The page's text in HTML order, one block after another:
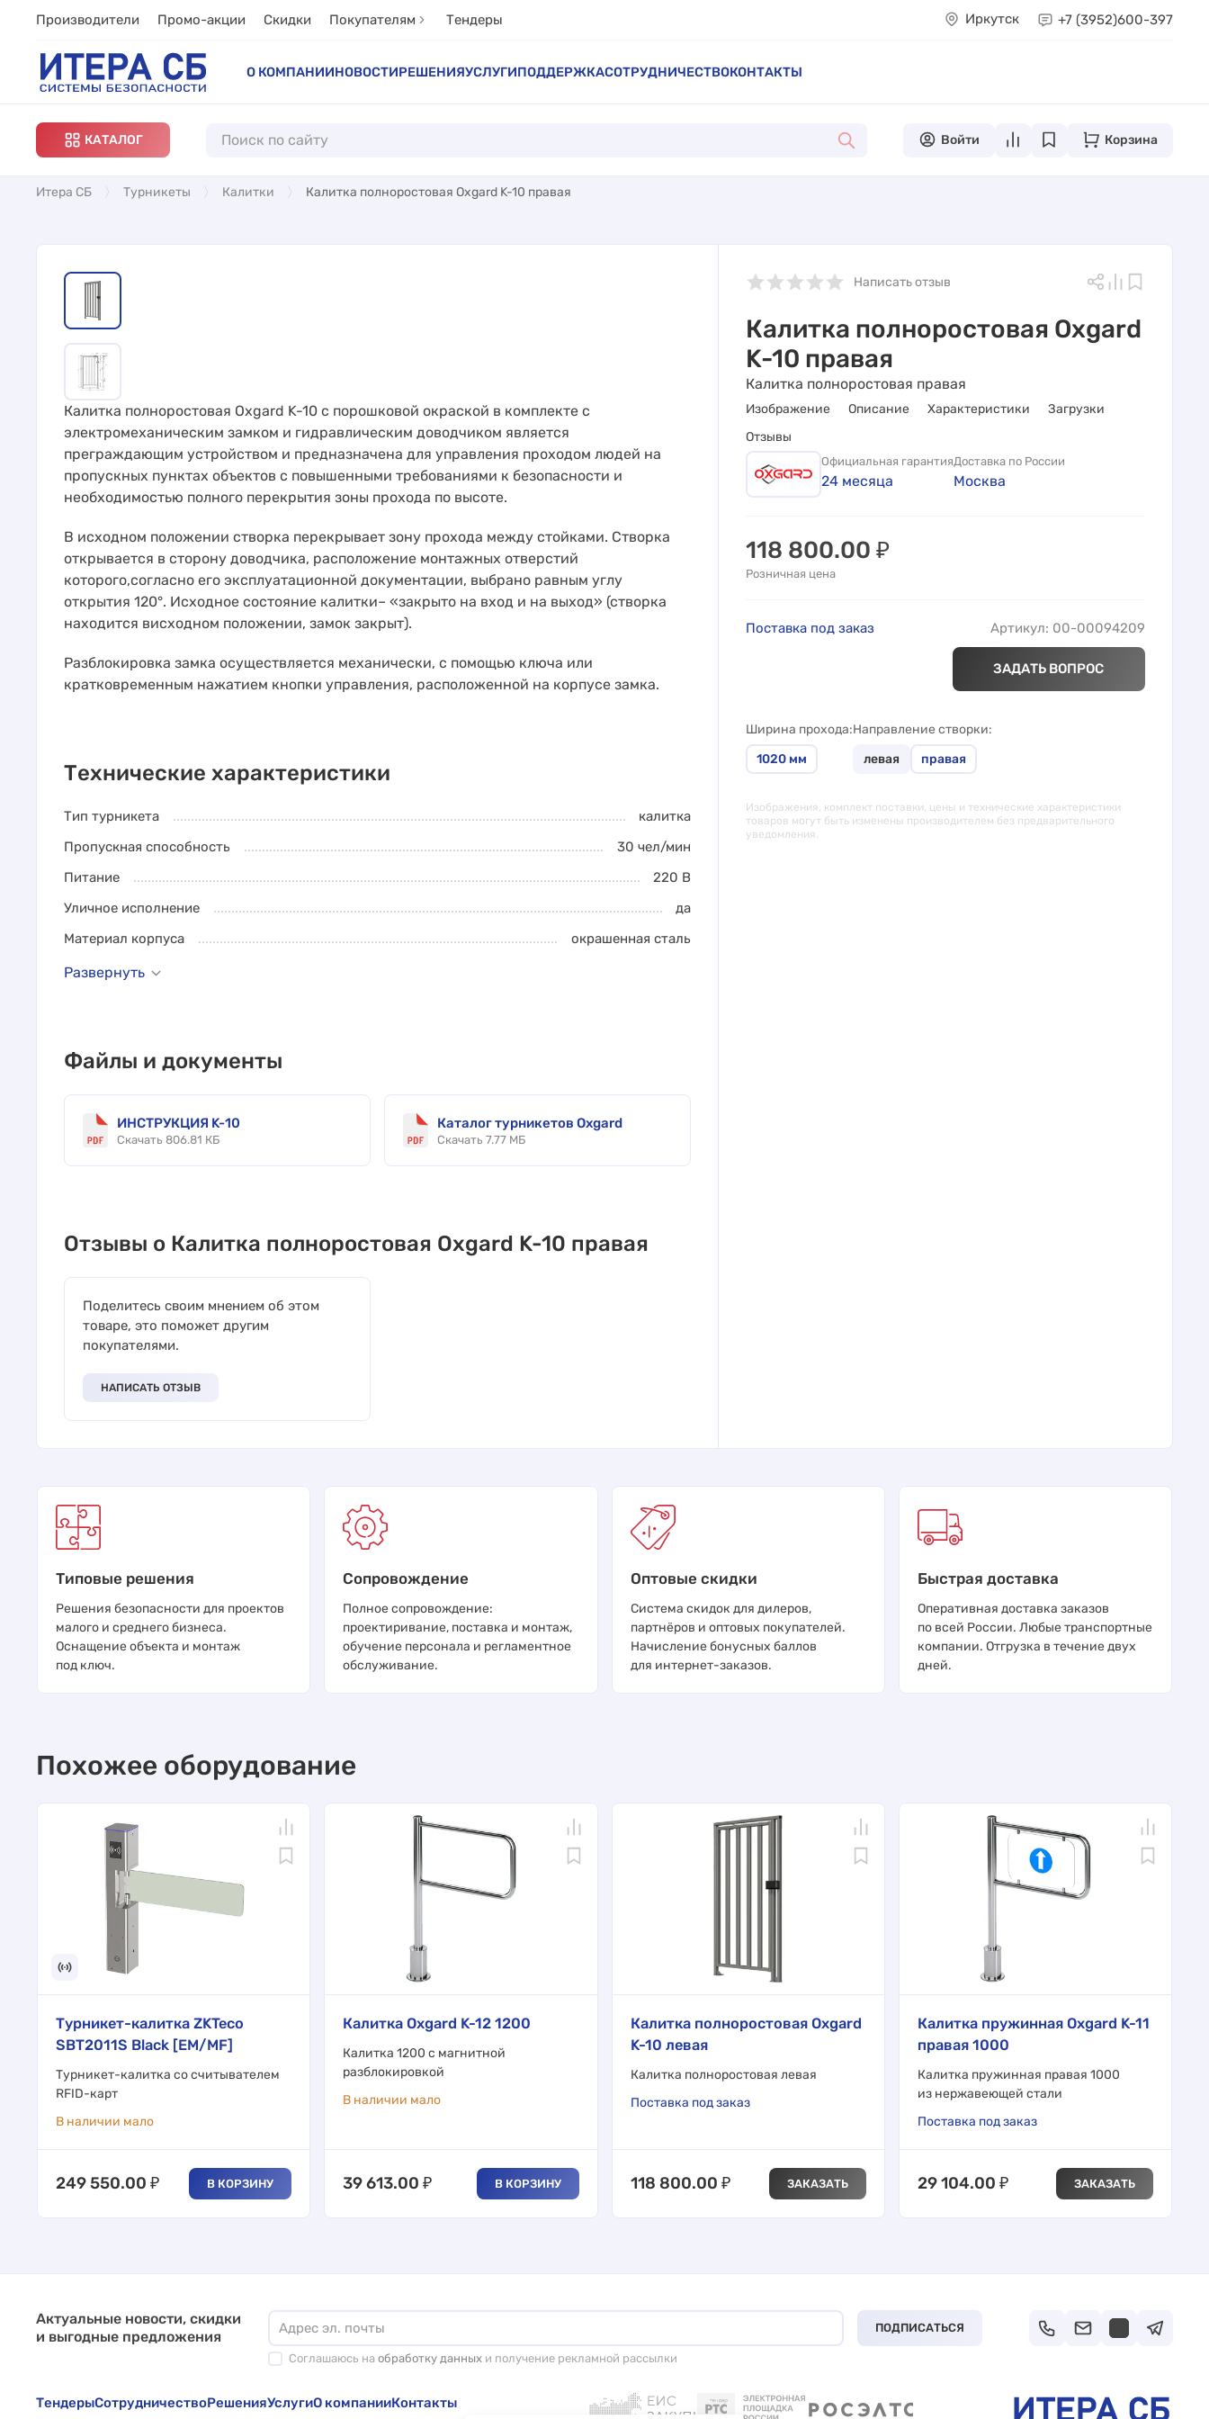
Производители Промо-акции Скидки Покупателям Тендеры Иркутск +7 (3952)600-397
О КОМПАНИИНОВОСТИРЕШЕНИЯУСЛУГИПОДДЕРЖКАСОТРУДНИЧЕСТВОКОНТАКТЫ
КАТАЛОГ Войти Корзина
Итера СБ Турникеты Калитки Калитка полноростовая Oxgard K-10 правая
Написать отзыв
Калитка полноростовая Oxgard
K-10 правая
Калитка полноростовая правая
Изображение Описание Характеристики
Загрузки
Отзывы
Официальная гарантия
24 месяца
Доставка по России
Москва
118 800.00 ₽
Розничная цена
Поставка под заказ Артикул: 00-00094209
ЗАДАТЬ ВОПРОС
Ширина прохода
1020 мм
Направление створки
левая
правая
Изображения, комплект поставки, цены и технические характеристики
товаров могут быть изменены производителем без предварительного
уведомления.
Калитка полноростовая Oxgard K-10 с порошковой окраской в комплекте с
электромеханическим замком и гидравлическим доводчиком является
преграждающим устройством и предназначена для управления проходом людей на
пропускных пунктах объектов с повышенными требованиями к безопасности и
необходимостью полного перекрытия зоны прохода по высоте.
В исходном положении створка перекрывает зону прохода между стойками. Створка
открывается в сторону доводчика, расположение монтажных отверстий
которого,согласно его эксплуатационной документации, выбрано равным углу
открытия 120°. Исходное состояние калитки– «закрыто на вход и на выход» (створка
находится висходном положении, замок закрыт).
Разблокировка замка осуществляется механически, с помощью ключа или
кратковременным нажатием кнопки управления, расположенной на корпусе замка.
Технические характеристики
Тип турникета
калитка
Пропускная способность
30 чел/мин
Питание
220 В
Уличное исполнение
да
Материал корпуса
окрашенная сталь
Развернуть
Файлы и документы
ИНСТРУКЦИЯ K-10
Скачать 806.81 КБ
Каталог турникетов Oxgard
Скачать 7.77 МБ
Отзывы о Калитка полноростовая Oxgard K-10 правая
Поделитесь своим мнением об этом
товаре, это поможет другим
покупателями.
НАПИСАТЬ ОТЗЫВ
Типовые решения
Решения безопасности для проектов
малого и среднего бизнеса.
Оснащение объекта и монтаж
под ключ.
Сопровождение
Полное сопровождение:
проектиривание, поставка и монтаж,
обучение персонала и регламентное
обслуживание.
Оптовые скидки
Система скидок для дилеров,
партнёров и оптовых покупателей.
Начисление бонусных баллов
для интернет-заказов.
Быстрая доставка
Оперативная доставка заказов
по всей России. Любые транспортные
компании. Отгрузка в течение двух
дней.
Похожее оборудование
Турникет-калитка ZKTeco
SBT2011S Black [EM/MF]
Турникет-калитка со считывателем
RFID-карт
В наличии мало
249 550.00 ₽ В КОРЗИНУ
Калитка Oxgard K-12 1200
Калитка 1200 с магнитной
разблокировкой
В наличии мало
39 613.00 ₽ В КОРЗИНУ
Калитка полноростовая Oxgard
K-10 левая
Калитка полноростовая левая
Поставка под заказ
118 800.00 ₽ ЗАКАЗАТЬ
Калитка пружинная Oxgard K-11
правая 1000
Калитка пружинная правая 1000
из нержавеющей стали
Поставка под заказ
29 104.00 ₽ ЗАКАЗАТЬ
Актуальные новости, скидки
и выгодные предложения
ПОДПИСАТЬСЯ
Соглашаюсь на обработку данных и получение рекламной рассылки
ТендерыСотрудничествоРешенияУслугиО компанииКонтакты